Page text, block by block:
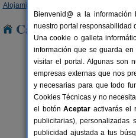
Alojamientos
Casas Rurales
Casa Rural Casa
Aibar
Bienvenid@ a la
nuestro portal responsabilidad
Una cookie o galleta
información que se guarda
visitar el portal. Algunas son
empresas externas que nos
y necesarias para que todo
Cookies Técnicas y no
el botónAceptar activarás el
publicitarias), personalizadas
publicidad ajustada a tus